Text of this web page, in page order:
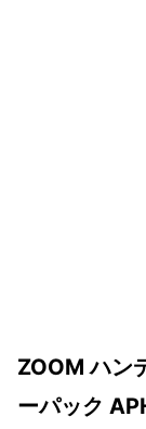
ZOOM ハン
ーパック